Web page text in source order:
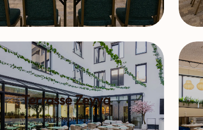
Terrasse Zeyya
80 personnes